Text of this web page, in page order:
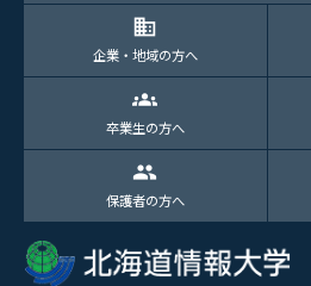
domain
企業・地域の方へ
groups
卒業生の方へ
group
保護者の方へ